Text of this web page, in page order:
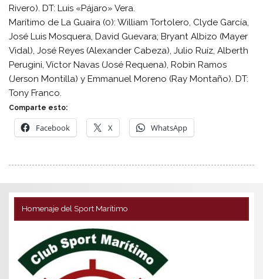
Rivero). DT: Luis «Pájaro» Vera.
Marítimo de La Guaira (0): William Tortolero, Clyde García,
José Luis Mosquera, David Guevara; Bryant Albizo (Mayer
Vidal), José Reyes (Alexander Cabeza), Julio Ruíz, Alberth
Perugini, Víctor Navas (José Requena), Robin Ramos
(Jerson Montilla) y Emmanuel Moreno (Ray Montaño). DT:
Tony Franco.
Comparte esto:
Facebook X WhatsApp
Homenaje del Sport Marítimo